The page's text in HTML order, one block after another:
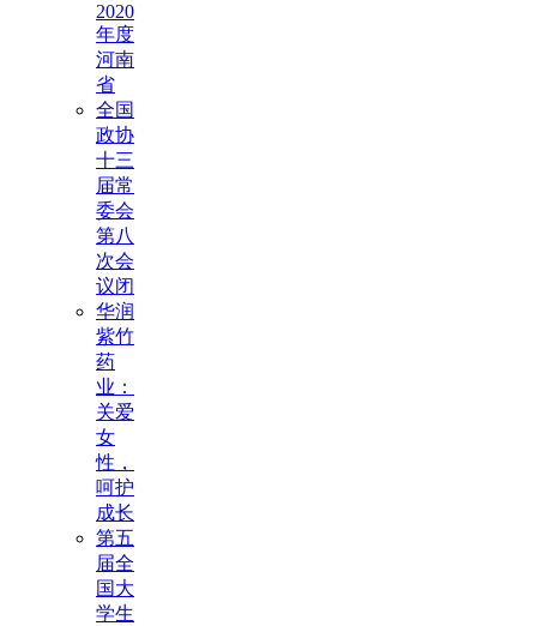
2020
年度
河南
省
全国
政协
十三
届常
委会
第八
次会
议闭
华润
紫竹
药
业：
关爱
女
性，
呵护
成长
第五
届全
国大
学生